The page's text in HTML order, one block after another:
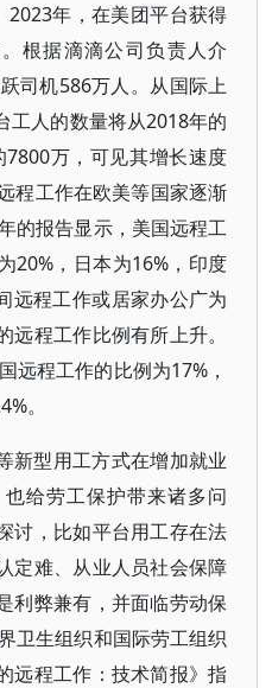
年，在美团平台获得
根据滴滴公司负责人介
司机586万人。从国际上
工人的数量将从2018年的
万，可见其增长速度
程工作在欧美等国家逐渐
的报告显示，美国远程工
20%，日本为16%，印度
远程工作或居家办公广为
程工作比例有所上升。
远程工作的比例为17%，
。
新型用工方式在增加就业
给劳工保护带来诸多问
讨，比如平台用工存在法
定难、从业人员社会保障
利弊兼有，并面临劳动保
卫生组织和国际劳工组织
远程工作：技术简报》指